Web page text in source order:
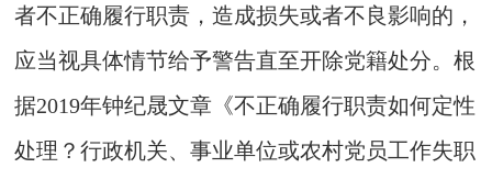
者不正确履行职责，造成损失或者不良影响的，
应当视具体情节给予警告直至开除党籍处分。根
据2019年钟纪晟文章《不正确履行职责如何定性
处理？行政机关、事业单位或农村党员工作失职